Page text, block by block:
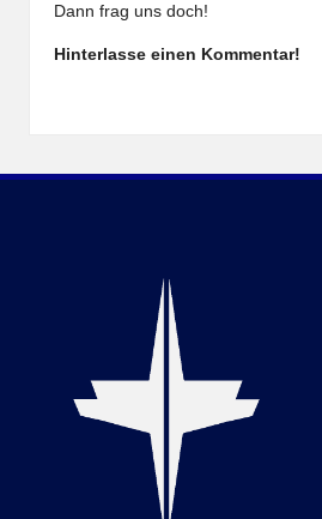
Dann frag uns doch!
Hinterlasse einen Kommentar!